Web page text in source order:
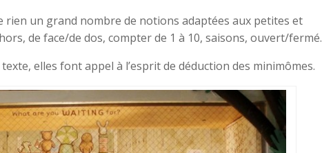
un grand nombre de notions adaptées aux petites et
de face/de dos, compter de 1 à 10, saisons, ouvert/fermé.
elles font appel à l’esprit de déduction des minimômes.